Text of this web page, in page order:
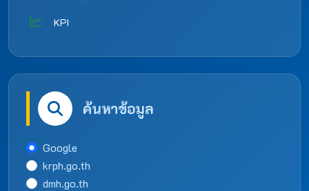
KPI
ค้นหาข้อมูล
Google
krph.go.th
dmh.go.th